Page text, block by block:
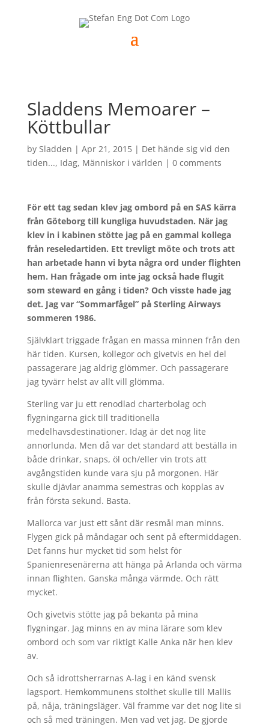
Sladdens Memoarer –
Köttbullar
by Sladden | Apr 21, 2015| Det hände sig vid den
tiden..., Idag, Människor i världen | 0 comments
För ett tag sedan klev jag ombord på en SAS kärra
från Göteborg till kungliga huvudstaden. När jag
klev in i kabinen stötte jag på en gammal kollega
från reseledartiden. Ett trevligt möte och trots att
han arbetade hann vi byta några ord under flighten
hem. Han frågade om inte jag också hade flugit
som steward en gång i tiden? Och visste hade jag
det. Jag var “Sommarfågel” på Sterling Airways
sommeren 1986.
Självklart triggade frågan en massa minnen från den
här tiden. Kursen, kollegor och givetvis en hel del
passagerare jag aldrig glömmer. Och passagerare
jag tyvärr helst av allt vill glömma.
Sterling var ju ett renodlad charterbolag och
flygningarna gick till traditionella
medelhavsdestinationer. Idag är det nog lite
annorlunda. Men då var det standard att beställa in
både drinkar, snaps, öl och/eller vin trots att
avgångstiden kunde vara sju på morgonen. Här
skulle djävlar anamma semestras och kopplas av
från första sekund. Basta.
Mallorca var just ett sånt där resmål man minns.
Flygen gick på måndagar och sent på eftermiddagen.
Det fanns hur mycket tid som helst för
Spanienresenärerna att hänga på Arlanda och värma
innan flighten. Ganska många värmde. Och rätt
mycket.
Och givetvis stötte jag på bekanta på mina
flygningar. Jag minns en av mina lärare som klev
ombord och som var riktigt Kalle Anka när hen klev
av.
Och så idrottsherrarnas A-lag i en känd svensk
lagsport. Hemkommunens stolthet skulle till Mallis
på, nåja, träningsläger. Väl framme var det nog lite si
och så med träningen. Men vad vet jag. De gjorde